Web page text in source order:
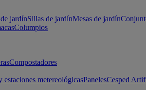
jardínSillas de jardínMesas de jardín
Columpios
Compostadores
estaciones metereológicasPanelesCesped